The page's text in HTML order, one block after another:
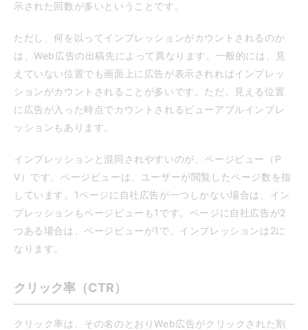
示された回数が多いということです。
ただし、何を以ってインプレッションがカウントされるのか
は、Web広告の出稿先によって異なります。一般的には、見
えていない位置でも画面上に広告が表示されればインプレッ
ションがカウントされることが多いです。ただ、見える位置
に広告が入った時点でカウントされるビューアブルインプレ
ッションもあります。
インプレッションと混同されやすいのが、ページビュー（P
V）です。ページビューは、ユーザーが閲覧したページ数を指
しています。1ページに自社広告が一つしかない場合は、イン
プレッションもページビューも1です。ページに自社広告が2
つある場合は、ページビューが1で、インプレッションは2に
なります。
クリック率（CTR）
クリック率は、その名のとおりWeb広告がクリックされた割